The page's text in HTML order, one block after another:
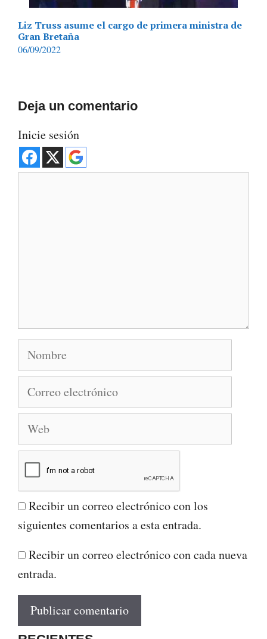
Liz Truss asume el cargo de primera ministra de
Gran Bretaña
06/09/2022
Deja un comentario
Inicie sesión
Nombre
Correo
electrónico
Web
Recibir un correo electrónico con los
siguientes comentarios a esta entrada.
Recibir un correo electrónico con cada nueva
entrada.